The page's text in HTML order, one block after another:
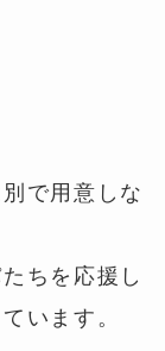
で用意しな
ちを応援し
います。